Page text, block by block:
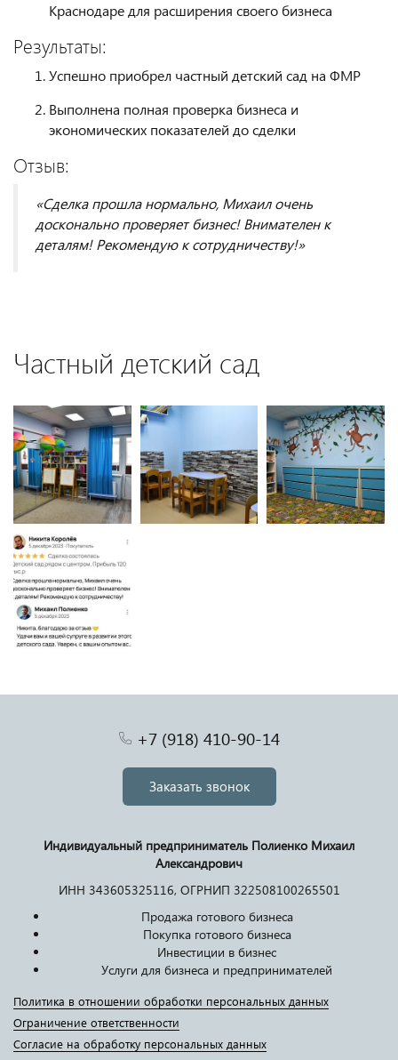
Краснодаре для расширения своего бизнеса
Результаты:
Успешно приобрел частный детский сад на ФМР
Выполнена полная проверка бизнеса и
экономических показателей до сделки
Отзыв:
«Сделка прошла нормально, Михаил очень
досконально проверяет бизнес! Внимателен к
деталям! Рекомендую к сотрудничеству!»
Частный детский сад
+7 (918) 410-90-14
Заказать звонок
Индивидуальный предприниматель Полиенко Михаил
Александрович
ИНН 343605325116, ОГРНИП 322508100265501
Продажа готового бизнеса
Покупка готового бизнеса
Инвестиции в бизнес
Услуги для бизнеса и предпринимателей
Политика в отношении обработки персональных данных
Ограничение ответственности
Согласие на обработку персональных данных